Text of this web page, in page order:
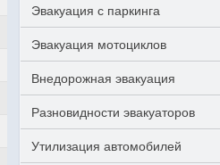
Эвакуация с паркинга
Эвакуация мотоциклов
Внедорожная эвакуация
Разновидности эвакуаторов
Утилизация автомобилей